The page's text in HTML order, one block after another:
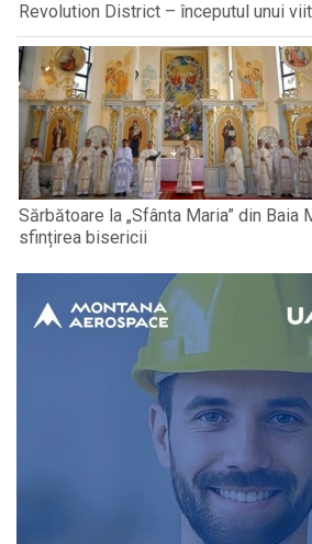
Revolution District – începutul unui
Sărbătoare la „Sfânta Maria” din Baia
sfințirea bisericii